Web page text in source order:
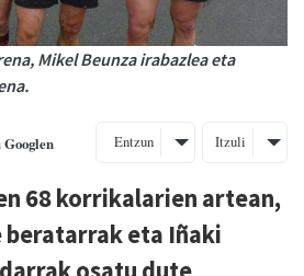
Mikel Beunza irabazlea eta
Entzun Itzuli
68 korrikalarien artean,
beratarrak eta Iñaki